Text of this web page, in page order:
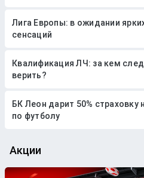
Лига Европы: в ожидании
сенсаций
Квалификация ЛЧ: за кем
верить?
БК Леон дарит 50% страховку
по футболу
Акции